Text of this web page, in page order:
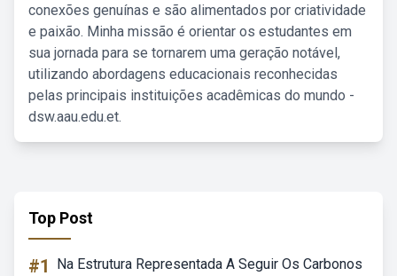
conexões genuínas e são alimentados por criatividade
e paixão. Minha missão é orientar os estudantes em
sua jornada para se tornarem uma geração notável,
utilizando abordagens educacionais reconhecidas
pelas principais instituições acadêmicas do mundo -
dsw.aau.edu.et.
Top Post
#1
Na Estrutura Representada A Seguir Os Carbonos